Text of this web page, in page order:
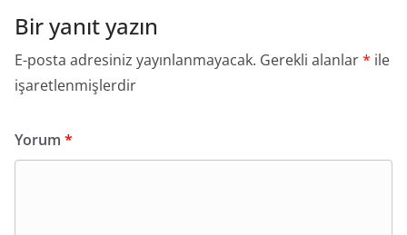
Bir yanıt yazın
E-posta adresiniz yayınlanmayacak. Gerekli alanlar* ile
işaretlenmişlerdir
Yorum *